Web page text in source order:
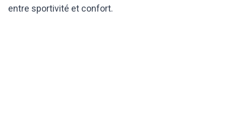
entre sportivité et confort.